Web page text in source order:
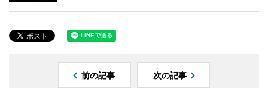
前の記事 次の記事